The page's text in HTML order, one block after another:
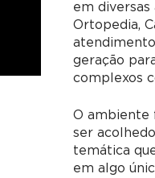
em diversas
Ortopedia,
geração
complexos
O ambiente
ser
temática
em algo